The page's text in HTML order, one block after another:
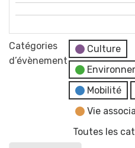
🚲
Permanence
C.Vélo
🚲
"
Paysages
l'association
Catégories
d’évènement
Culture
Mobilité
Vie
Toutes les